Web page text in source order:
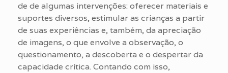
de de algumas intervenções: oferecer materiais e
suportes diversos, estimular as crianças a partir
de suas experiências e, também, da apreciação
de imagens, o que envolve a observação, o
questionamento, a descoberta e o despertar da
capacidade crítica. Contando com isso,